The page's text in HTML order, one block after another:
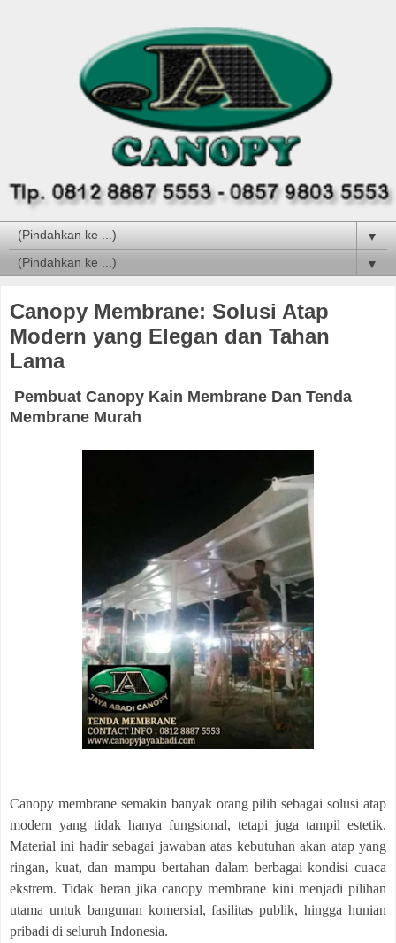
▼
▼
Canopy Membrane: Solusi Atap
Modern yang Elegan dan Tahan
Lama
Pembuat Canopy Kain Membrane Dan Tenda
Membrane Murah
Canopy membrane semakin banyak orang pilih sebagai solusi atap
modern yang tidak hanya fungsional, tetapi juga tampil estetik.
Material ini hadir sebagai jawaban atas kebutuhan akan atap yang
ringan, kuat, dan mampu bertahan dalam berbagai kondisi cuaca
ekstrem. Tidak heran jika canopy membrane kini menjadi pilihan
utama untuk bangunan komersial, fasilitas publik, hingga hunian
pribadi di seluruh Indonesia.